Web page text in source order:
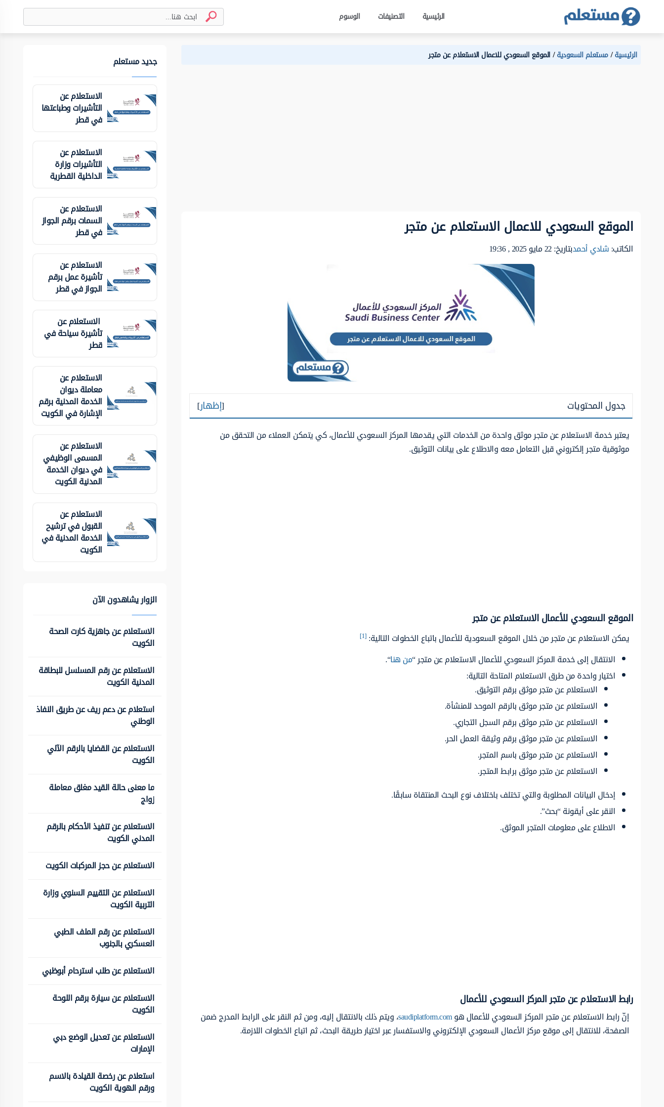
الرئيسية التصنيفات الوسوم
الرئيسية مستعلم السعودية الموقع السعودي للاعمال الاستعلام عن متجر
الموقع السعودي للاعمال الاستعلام عن متجر
الكاتب:شادي أحمدبتاريخ: 22 مايو 2025 , 19:36
جدول المحتويات [إظهار]
يعتبر خدمة الاستعلام عن متجر موثق واحدة من الخدمات التي يقدمها المركز السعودي للأعمال، كي يتمكن العملاء من التحقق من
موثوقية متجر إلكتروني قبل التعامل معه والاطلاع على بيانات التوثيق.
الموقع السعودي للأعمال الاستعلام عن متجر
يمكن الاستعلام عن متجر من خلال الموقع السعودية للأعمال باتباع الخطوات التالية:[1]
الانتقال إلى خدمة المركز السعودي للأعمال الاستعلام عن متجر “من هنا“.
اختيار واحدة من طرق الاستعلام المتاحة التالية:
الاستعلام عن متجر موثق برقم التوثيق.
الاستعلام عن متجر موثق بالرقم الموحد للمنشأة.
الاستعلام عن متجر موثق برقم السجل التجاري.
الاستعلام عن متجر موثق برقم وثيقة العمل الحر.
الاستعلام عن متجر موثق باسم المتجر.
الاستعلام عن متجر موثق برابط المتجر.
إدخال البيانات المطلوبة والتي تختلف باختلاف نوع البحث المنتقاة سابقًا.
النقر على أيقونة “بحث”.
الاطلاع على معلومات المتجر الموثق.
رابط الاستعلام عن متجر المركز السعودي للأعمال
إنّ رابط الاستعلام عن متجر المركز السعودي للأعمال هوsaudiplatform.com، ويتم ذلك بالانتقال إليه، ومن ثم النقر على الرابط المدرج ضمن
الصفحة، للانتقال إلى موقع مركز الأعمال السعودي الإلكتروني والاستفسار عبر اختيار طريقة البحث، ثم اتباع الخطوات اللازمة.
جديد مستعلم
الاستعلام عن
التأشيرات وطباعتها
في قطر
الاستعلام عن
التأشيرات وزارة
الداخلية ‏القطرية
الاستعلام عن
السمات برقم الجواز
في قطر
الاستعلام عن
تأشيرة عمل برقم
الجواز في قطر
الاستعلام عن
تأشيرة سياحة في
قطر
الاستعلام عن
معاملة ديوان
الخدمة المدنية برقم
الإشارة في الكويت
الاستعلام عن
المسمى الوظيفي
في ديوان الخدمة
المدنية الكويت
الاستعلام عن
القبول في ترشيح
الخدمة المدنية في
الكويت
الزوار يشاهدون الآن
الاستعلام عن جاهزية كارت الصحة
الكويت
الاستعلام عن رقم المسلسل للبطاقة
المدنية الكويت
استعلام عن دعم ريف عن طريق النفاذ
الوطني
الاستعلام عن القضايا بالرقم الآلي
الكويت
ما معنى حالة القيد مغلق معاملة
زواج
الاستعلام عن تنفيذ الأحكام بالرقم
المدني الكويت
الاستعلام عن حجز المركبات الكويت
الاستعلام عن التقييم السنوي وزارة
التربية الكويت
الاستعلام عن رقم الملف الطبي
العسكري بالجنوب
الاستعلام عن طلب استرحام أبوظبي
الاستعلام عن سيارة برقم اللوحة
الكويت
الاستعلام عن تعديل الوضع دبي
الإمارات
استعلام عن رخصة القيادة بالاسم
ورقم الهوية الكويت